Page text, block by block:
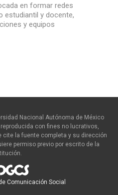
en formar redes
estudiantil y docente,
y equipos
Nacional Autónoma de México
con fines no lucrativos,
cite la fuente completa y su dirección
permiso previo por escrito de la
Comunicación Social